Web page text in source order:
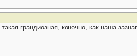
грандиозная, конечно, как наша